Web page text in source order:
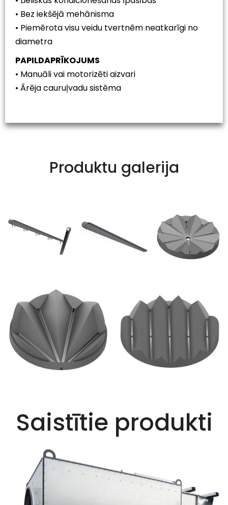
• Bez iekšējā mehānisma
• Piemērota visu veidu tvertnēm neatkarīgi no
diametra
PAPILDAPRĪKOJUMS
• Manuāli vai motorizēti aizvari
• Ārēja cauruļvadu sistēma
Produktu galerija
Saistītie produkti